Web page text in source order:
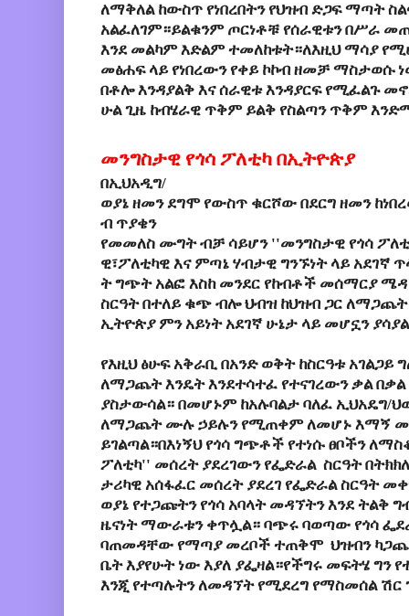
ለማቅለል ከውስጥ የነበረበትን የህዝብ ድጋፍ ማጣት
አልፈለገም።ይልቁንም ጦርነቶቹ የሰራዊቱን በሥራ
እንደ መልካም እድልም ተመለከቱት።ለእዚህ ማሳያ
መፅሐፍ ላይ የነበረውን የቀይ ኮኮብ ዘመቻ ማስታወሱ
በቶሎ እንዳያልቅ እና ሰራዊቱ እንዳያርፍ የሚፈልጉ
ሁል ጊዜ ከብሄራዊ ጥቅም ይልቅ የስልጣን ጥቅም
መንግስታዊ የጎሳ ፖለቲካ በኢትዮጵያ
በኢህአዲግ/
ወያኔ ዘመንደግሞ የውስጥ ቁርሾው በደርግ ዘመን
ብ ጥያቄን
የመመለስ ሙግት ብቻ ሳይሆን''መንግስታዊ የጎሳ
ዊ፣ፖለቲካዊ እና ምጣኔ ሃብታዊ ግንኙነት ላይ አደገኛ
ት ግጭት አልፎ እስከ መንደር የከብቶች መሰማርያ ሜዳ
ስርዓት በተለይ ቁጭ ብሎ ህብዝ ከህዝብ ጋር ለማጋጨት
ኢትዮጵያ ምን አይነት አደገኛ ሁኔታ ላይ መሆኗን
የእዚህ ፅሁፍ አቅራቢ በአንድ ወቅት ከስርዓቱ አገልጋይ
ለማጋጨት እንዴት እንደተሳተፈ የተናገረውን ቃል
ያስታውሳል። በመሆኑም ከአሉባልታ ባለፈ ኢህአዴግ/
ለማጋጨት ሙሉ ኃይሉን የሚጠቀም ለመሆኑ እማኝ
ይገልጣል።በእነኝህ የጎሳ ግጭቶች የተነሱ ፀቦችን
ፖለቲካ'' መሰረት ያደረገውን የፌድራል ስርዓት
ታሪካዊ አሰፋፈር መሰረት ያደረገ የፌድራል ስርዓት
ወያኔ የተጋጩትን የጎሳ አባላት መዳኘትን እንደ ትልቅ
ዜናነት ማውራቱን ቀጥሏል። ባጭሩ ባወጣው የጎሳ
ባጠመዳቸው የማጣያ መረቦች ተጠቅሞ ህዝብን ካጋጨ
ቤት እያየሁት ነው እያለ ያፌዛል።የችግሩ መፍትሄ ግን
እንጂ የተጣሉትን ለመዳኘት የሚደረግ የማስመሰል ሽር